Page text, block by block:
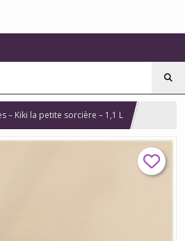
– Kiki la petite sorcière – 1,1 L